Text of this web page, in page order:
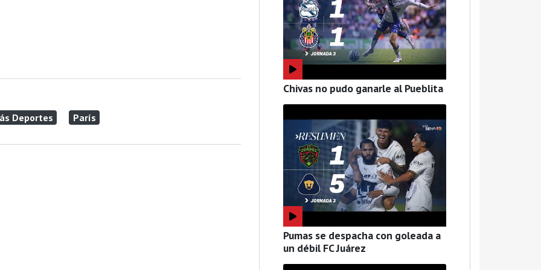
Deportes París
Chivas no pudo ganarle al Pueblita
Pumas se despacha con goleada a
un débil FC Juárez